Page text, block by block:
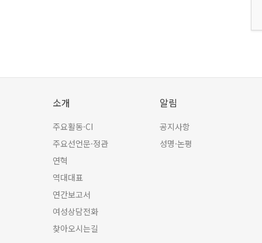
소개
주요활동·CI
주요선언문·정관
연혁
역대대표
연간보고서
여성상담전화
찾아오시는길
알림
공지사항
성명·논평